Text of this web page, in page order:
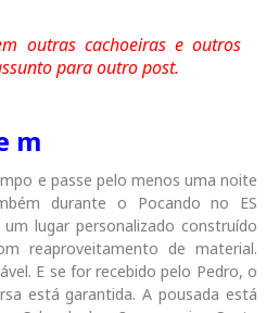
outras cachoeiras e outros
para outro post.
m
e passe pelo menos uma noite
durante o Pocando no ES
um lugar personalizado construído
reaproveitamento de material.
E se for recebido pelo Pedro, o
está garantida. A pousada está